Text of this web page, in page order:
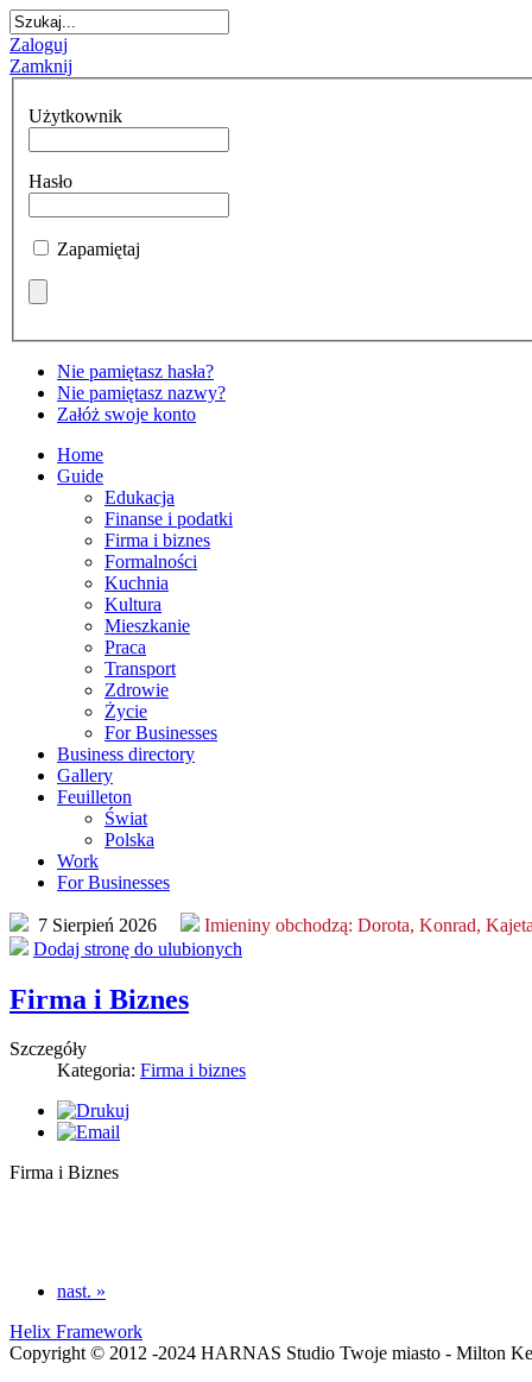
Zaloguj
Zamknij
Użytkownik
Hasło
Zapamiętaj
Nie pamiętasz hasła?
Nie pamiętasz nazwy?
Załóż swoje konto
Home
Guide
Edukacja
Finanse i podatki
Firma i biznes
Formalności
Kuchnia
Kultura
Mieszkanie
Praca
Transport
Zdrowie
Życie
For Businesses
Business directory
Gallery
Feuilleton
Świat
Polska
Work
For Businesses
7 Sierpień 2026 Imieniny obchodzą: Dorota, Konrad,
Dodaj stronę do ulubionych
Firma i Biznes
Szczegóły
Kategoria: Firma i biznes
Firma i Biznes
nast. »
Helix Framework
Copyright © 2012 -2024 HARNAS Studio Twoje miasto - Milton